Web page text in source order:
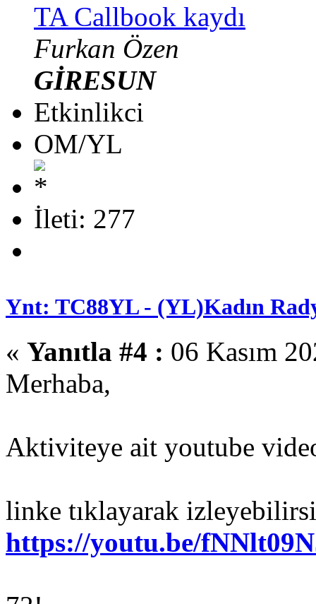
TA Callbook kaydı
Furkan Özen
GİRESUN
Etkinlikci
OM/YL
İleti: 277
Ynt: TC88YL - (YL)Kadın
« Yanıtla #4 : 06 Kasım
Merhaba,
Aktiviteye ait youtube
linke tıklayarak
https://youtu.be/